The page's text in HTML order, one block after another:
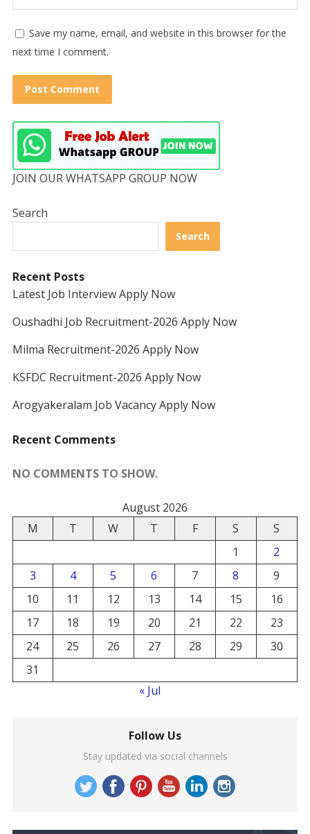
Save my name, email, and website in this browser for the
next time I comment.
JOIN OUR WHATSAPP GROUP NOW
Search
Search
Recent Posts
Latest Job Interview Apply Now
Oushadhi Job Recruitment-2026 Apply Now
Milma Recruitment-2026 Apply Now
KSFDC Recruitment-2026 Apply Now
Arogyakeralam Job Vacancy Apply Now
Recent Comments
NO COMMENTS TO SHOW.
August 2026
M
T W T F S
S
1
2
3
4 5 6 7 8
9
10
11 12 13 14 15
16
17
18 19 20 21 22
23
24
25 26 27 28 29
30
31
« Jul
Follow Us
Stay updated via social channels